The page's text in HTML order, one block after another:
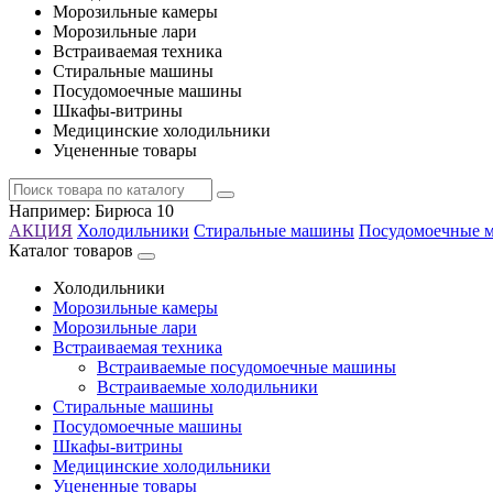
Морозильные камеры
Морозильные лари
Встраиваемая техника
Стиральные машины
Посудомоечные машины
Шкафы-витрины
Медицинские холодильники
Уцененные товары
Например: Бирюса 10
АКЦИЯ Холодильники Стиральные машины Посудомоечные
Каталог товаров
Холодильники
Морозильные камеры
Морозильные лари
Встраиваемая техника
Встраиваемые посудомоечные машины
Встраиваемые холодильники
Стиральные машины
Посудомоечные машины
Шкафы-витрины
Медицинские холодильники
Уцененные товары